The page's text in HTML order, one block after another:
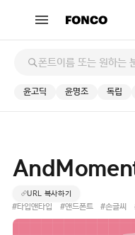
윤고딕 윤명조 독립
URL 복사하기
#타입앤타입 #앤드폰트 #손글씨